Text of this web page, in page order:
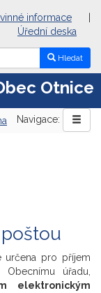
informace
Úřední deska
Hledat
Otnice
Navigace:
určena pro příjem
úřadu,
elektronickým